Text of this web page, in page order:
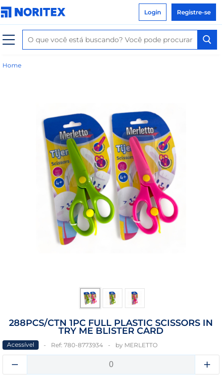
Login Registre-se
Home
288PCS/CTN 1PC FULL PLASTIC SCISSORS IN
TRY ME BLISTER CARD
Acessível Ref: 780-8773934 by MERLETTO